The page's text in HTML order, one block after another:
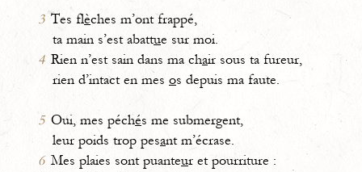
3 Tes flèches m’ont frappé,
ta main s’est abattue sur moi.
4 Rien n’est sain dans ma chair sous ta fureur,
rien d’intact en mes os depuis ma faute.
5 Oui, mes péchés me submergent,
leur poids trop pesant m’écrase.
6 Mes plaies sont puanteur et pourriture :